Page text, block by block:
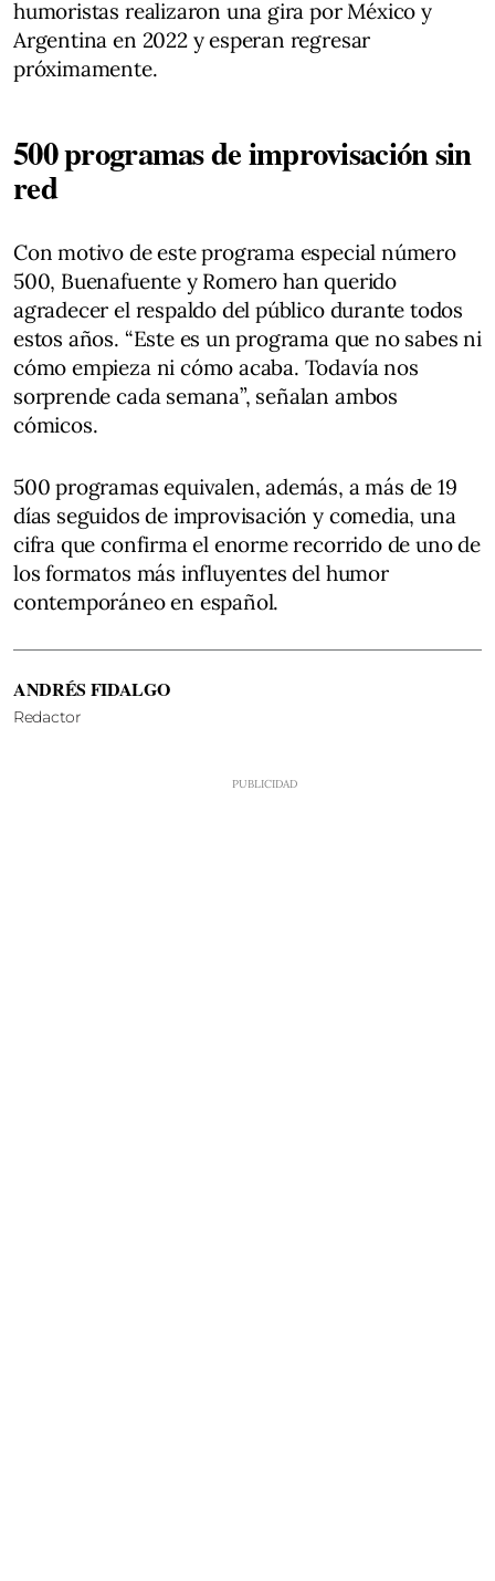
humoristas realizaron una gira por México y
Argentina en 2022 y esperan regresar
próximamente.
500 programas de improvisación sin
red
Con motivo de este programa especial número
500, Buenafuente y Romero han querido
agradecer el respaldo del público durante todos
estos años. “Este es un programa que no sabes ni
cómo empieza ni cómo acaba. Todavía nos
sorprende cada semana”, señalan ambos
cómicos.
500 programas equivalen, además, a más de 19
días seguidos de improvisación y comedia, una
cifra que confirma el enorme recorrido de uno de
los formatos más influyentes del humor
contemporáneo en español.
ANDRÉS FIDALGO
Redactor